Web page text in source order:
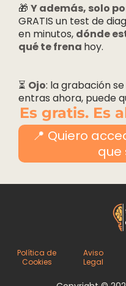
🎁 Y además, solo
GRATIS un test de
en minutos, dónde
qué te frena hoy.
​⏳ Ojo: la grabación
entras ahora, puede
Es gratis. Es
📍 Quiero
que
Política de
Cookies
Aviso
Legal